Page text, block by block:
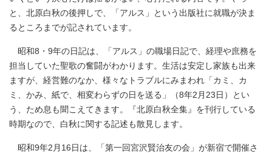
と、北原白秋の後押しで、「アルス」という出版社に就職が決ま
るところまでが記されています。
昭和8・9年の日記は、「アルス」の職場日記で、経理や庶務を
担当していた聖歌の奮闘がわかります。生活は安定し家族も出来
ますが、経営難のなか、様々なトラブルにみまわれ「カミ、カ
ミ、かみ、紙で、相変わらずの日を送る」（8年2月23日）とい
う、ため息も聞こえてきます。『北原白秋全集』を刊行している
時期なので、白秋に関する記述も散見します。
昭和9年2月16日は、「第一回宮沢賢治友の会」が新宿で開催さ